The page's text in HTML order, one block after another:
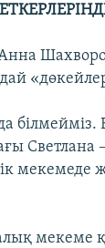
мекемеде
мекеме